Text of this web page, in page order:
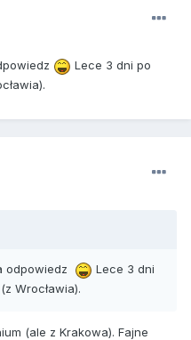
Lece 3 dni po
odpowiedz
Lece 3 dni
Wrocławia).
(ale z Krakowa). Fajne